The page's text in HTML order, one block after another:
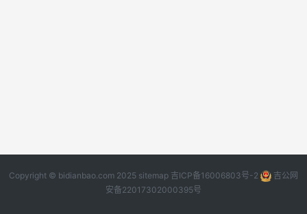
Copyright © bidianbao.com 2025 sitemap 吉ICP备16006803号-2
吉公网
安备22017302000395号